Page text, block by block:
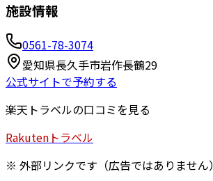
施設情報
0561-78-3074
愛知県長久手市岩作長鶴29
公式サイトで予約する
楽天トラベルの口コミを見る
Rakuten トラベル
※ 外部リンクです（広告ではありません）